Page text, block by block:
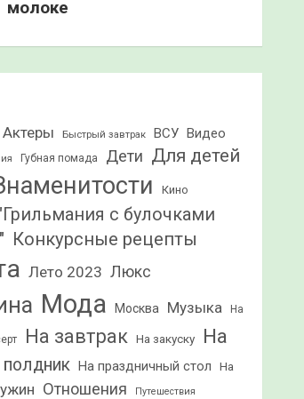
молоке
Актеры Быстрый завтрак ВСУ Видео
Губная помада Дети Для детей
Кино
с булочками
Конкурсные рецепты
Лето 2023 Люкс
Мода Москва Музыка На
На завтрак На закуску
На
полдник На праздничный стол
На
Отношения Путешествия